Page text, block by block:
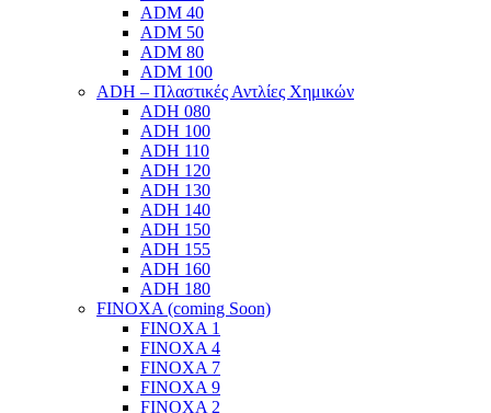
ADM 40
ADM 50
ADM 80
ADM 100
ADH – Πλαστικές Αντλίες Χημικών
ADH 080
ADH 100
ADH 110
ADH 120
ADH 130
ADH 140
ADH 150
ADH 155
ADH 160
ADH 180
FINOXA (coming Soon)
FINOXA 1
FINOXA 4
FINOXA 7
FINOXA 9
FINOXA 2